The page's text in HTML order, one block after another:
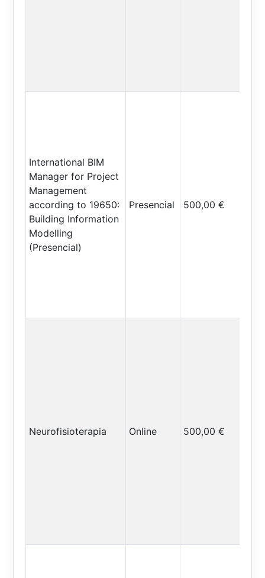
International BIM
Manager for Project
Management
according to 19650:
Building Information
Modelling
(Presencial)
Presencial 500,00 €
Neurofisioterapia Online 500,00 €